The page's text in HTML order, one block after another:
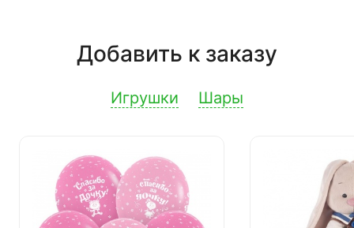
Добавить к заказу
Игрушки Шары